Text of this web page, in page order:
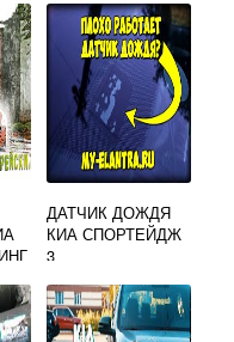
ДАТЧИК ДОЖДЯ
КИА СПОРТЕЙДЖ
3